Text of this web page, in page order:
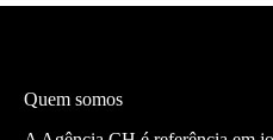
Quem somos